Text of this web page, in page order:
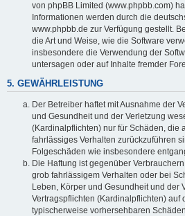
von phpBB Limited (www.phpbb.com)
Informationen werden durch die
www.phpbb.de zur Verfügung gestellt.
die Art und Weise, wie die Software
insbesondere die Verwendung der
untersagen oder auf Inhalte fremder
5. GEWÄHRLEISTUNG
Der Betreiber haftet mit Ausnahme der
und Gesundheit und der Verletzung
(Kardinalpflichten) nur für Schäden, die
fahrlässiges Verhalten zurückzuführen
Folgeschäden wie insbesondere
Die Haftung ist gegenüber
grob fahrlässigem Verhalten oder bei
Leben, Körper und Gesundheit und der
Vertragspflichten (Kardinalpflichten) auf
typischerweise vorhersehbaren